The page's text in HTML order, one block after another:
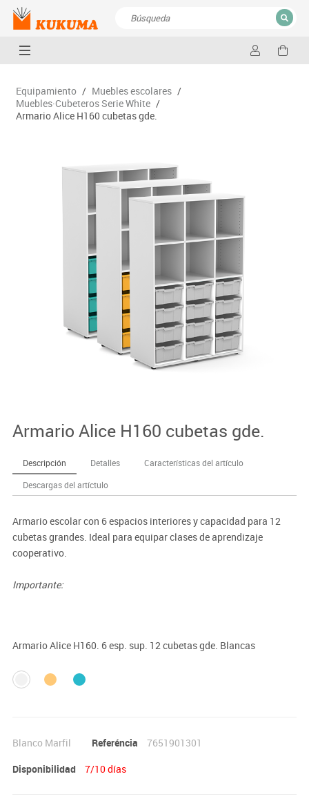
CERRAR
Equipamiento / Muebles escolares /
Muebles·Cubeteros Serie White /
Armario Alice H160 cubetas gde.
Armario Alice H160 cubetas gde.
Descripción Detalles
Características del artículo
Descargas del artíctulo
Armario escolar con 6 espacios interiores y capacidad para 12
cubetas grandes. Ideal para equipar clases de aprendizaje
cooperativo.
Importante:
Armario Alice H160. 6 esp. sup. 12 cubetas gde. Blancas
Blanco Marfil Referéncia
7651901301
Disponibilidad
7/10 días